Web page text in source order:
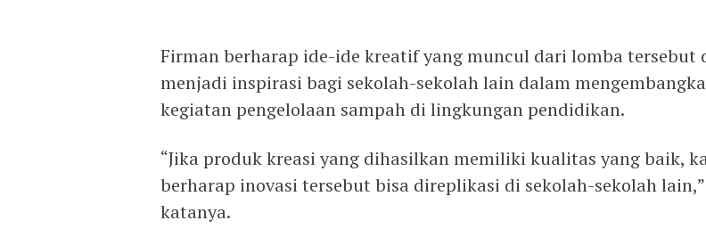
Firman berharap ide-ide kreatif yang muncul dari lomba tersebut
menjadi inspirasi bagi sekolah-sekolah lain dalam
kegiatan pengelolaan sampah di lingkungan pendidikan.
“Jika produk kreasi yang dihasilkan memiliki kualitas yang baik,
berharap inovasi tersebut bisa direplikasi di sekolah-sekolah lain,”
katanya.